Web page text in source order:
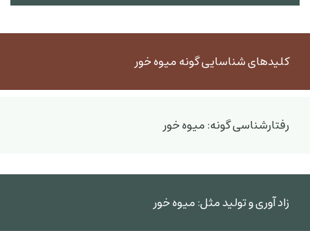
کلیدهای شناسایی گونه میوه خور
رفتارشناسی گونه: میوه خور
زاد آوری و تولید مثل: میوه خور